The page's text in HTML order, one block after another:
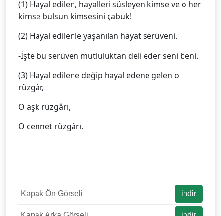
(1) Hayal edilen, hayalleri süsleyen kimse ve o her
kimse bulsun kimsesini çabuk!
(2) Hayal edilenle yaşanılan hayat serüveni.
-İşte bu serüven mutluluktan deli eder seni beni.
(3) Hayal edilene değip hayal edene gelen o
rüzgâr,
O aşk rüzgârı,
O cennet rüzgârı.
Kapak Ön Görseli indir